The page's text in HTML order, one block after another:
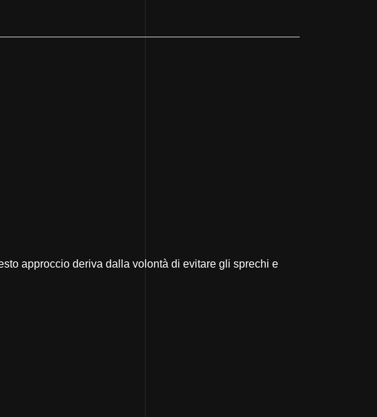
approccio deriva dalla volontà di evitare gli sprechi e